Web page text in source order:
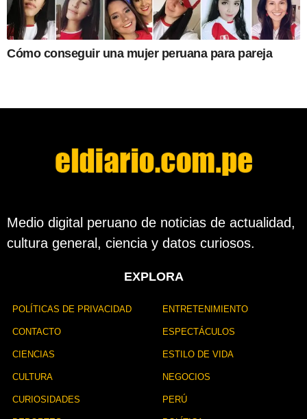
Cómo conseguir una mujer peruana para pareja
Medio digital peruano de noticias de actualidad,
cultura general, ciencia y datos curiosos.
EXPLORA
POLÍTICAS DE PRIVACIDAD
CONTACTO
CIENCIAS
CULTURA
CURIOSIDADES
ENTRETENIMIENTO
ESPECTÁCULOS
ESTILO DE VIDA
NEGOCIOS
PERÚ